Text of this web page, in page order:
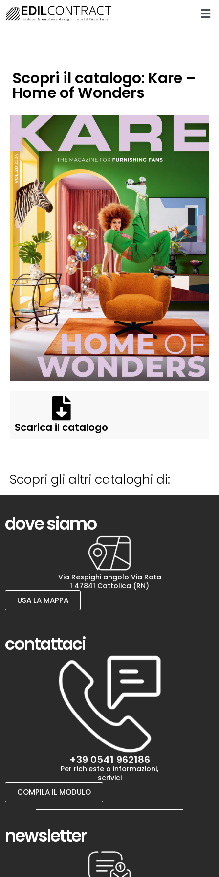
Scopri il catalogo: Kare –
Home of Wonders
Scarica il catalogo
Scopri gli altri cataloghi di:
dove siamo
Via Respighi angolo Via Rota
1 47841 Cattolica (RN)
USA LA MAPPA
contattaci
+39 0541 962186
Per richieste o informazioni,
scrivici
COMPILA IL MODULO
newsletter